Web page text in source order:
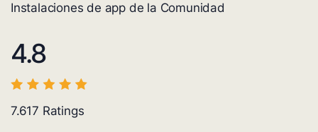
Instalaciones de app de la Comunidad
4.8
7.617 Ratings